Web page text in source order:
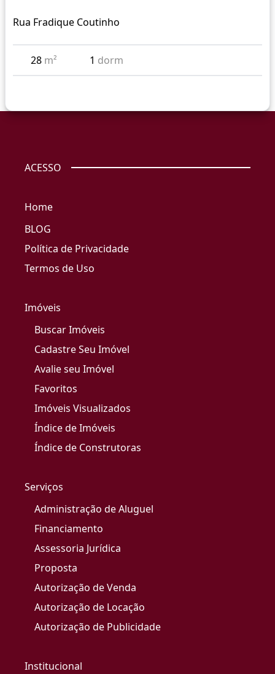
Rua Fradique Coutinho
28 m² 1 dorm
ACESSO
Home
BLOG
Política de Privacidade
Termos de Uso
Imóveis
Buscar Imóveis
Cadastre Seu Imóvel
Avalie seu Imóvel
Favoritos
Imóveis Visualizados
Índice de Imóveis
Índice de Construtoras
Serviços
Administração de Aluguel
Financiamento
Assessoria Jurídica
Proposta
Autorização de Venda
Autorização de Locação
Autorização de Publicidade
Institucional